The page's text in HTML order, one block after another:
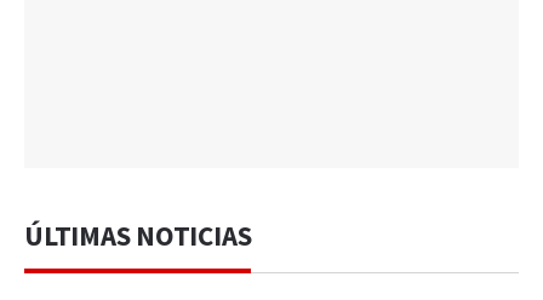
ÚLTIMAS NOTICIAS